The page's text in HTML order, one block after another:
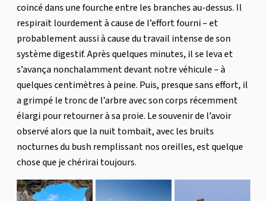
coincé dans une fourche entre les branches au-dessus. Il
respirait lourdement à cause de l’effort fourni – et
probablement aussi à cause du travail intense de son
système digestif. Après quelques minutes, il se leva et
s’avança nonchalamment devant notre véhicule – à
quelques centimètres à peine. Puis, presque sans effort, il
a grimpé le tronc de l’arbre avec son corps récemment
élargi pour retourner à sa proie. Le souvenir de l’avoir
observé alors que la nuit tombait, avec les bruits
nocturnes du bush remplissant nos oreilles, est quelque
chose que je chérirai toujours.